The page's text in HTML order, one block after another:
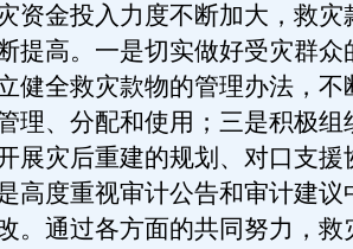
资金投入力度不断加大，救灾
提高。一是切实做好受灾群众
健全救灾款物的管理办法，不
理、分配和使用；三是积极组
展灾后重建的规划、对口支援
高度重视审计公告和审计建议
。通过各方面的共同努力，救